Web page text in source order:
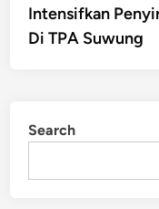
Intensifkan
Di TPA Suwung
Search